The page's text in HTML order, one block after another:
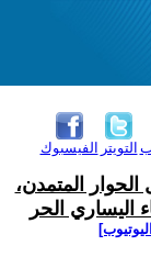
الفيسبوك التويتر
المتمدن،
اليساري الحر